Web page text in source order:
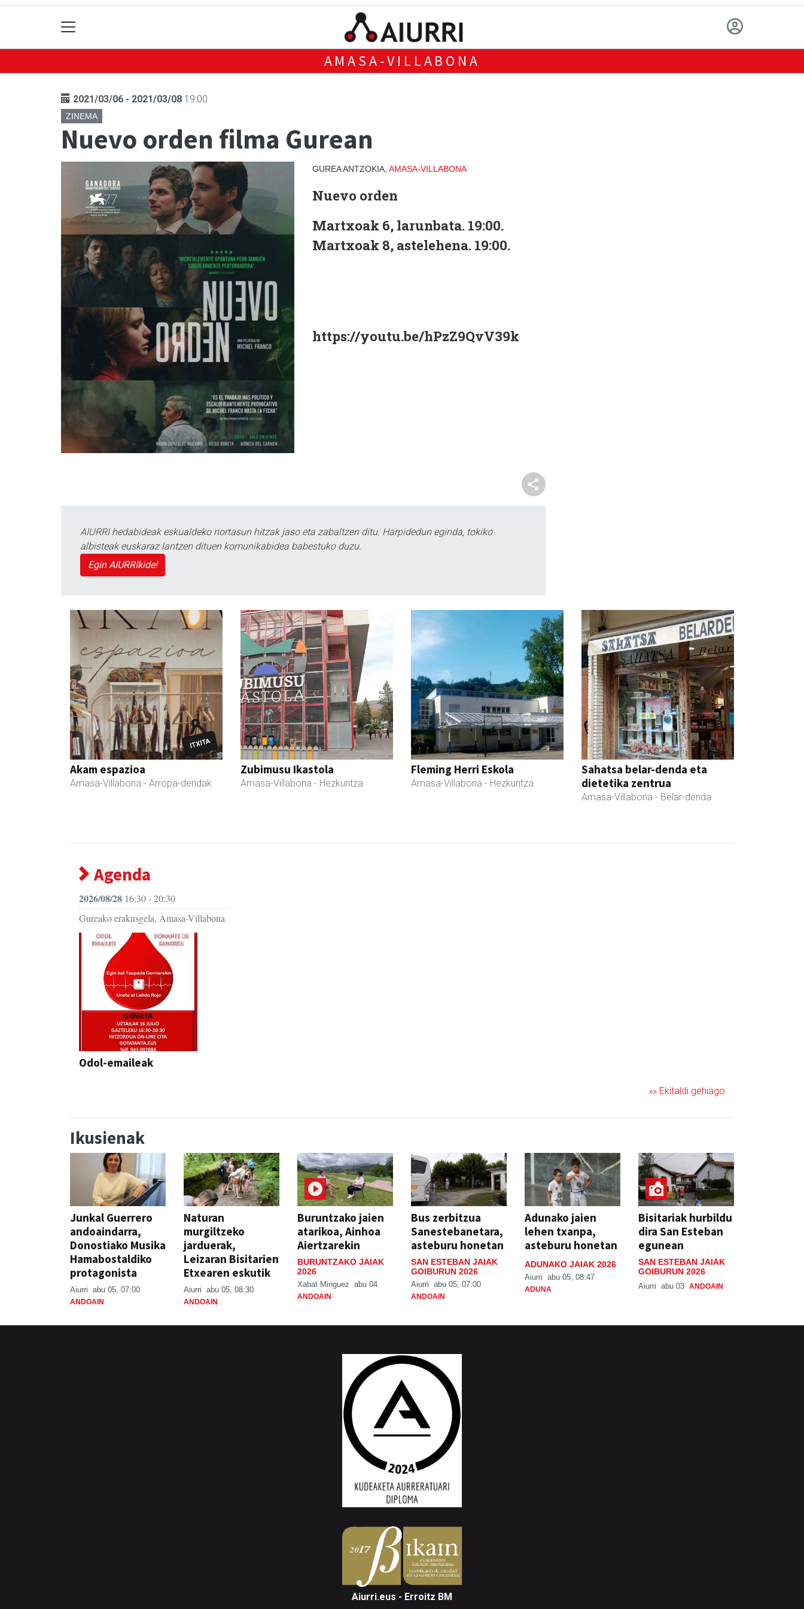
AMASA-VILLABONA
2021/03/06 - 2021/03/08 19:00
ZINEMA
Nuevo orden filma Gurean
GUREA ANTZOKIA, AMASA-VILLABONA
Nuevo orden
Martxoak 6, larunbata. 19:00.
Martxoak 8, astelehena. 19:00.
https://youtu.be/hPzZ9QvV39k
AIURRI hedabideak eskualdeko nortasun hitzak jaso eta zabaltzen ditu. Harpidedun eginda, tokiko
albisteak euskaraz lantzen dituen komunikabidea babestuko duzu.
Egin AIURRIkide!
Akam espazioa
Amasa-Villabona - Arropa-dendak
Zubimusu Ikastola
Amasa-Villabona - Hezkuntza
Fleming Herri Eskola
Amasa-Villabona - Hezkuntza
Sahatsa belar-denda eta
dietetika zentrua
Amasa-Villabona - Belar-denda
Agenda
2026/08/28 16:30 - 20:30
Gureako erakusgela, Amasa-Villabona
Odol-emaileak
»» Ekitaldi gehiago
Ikusienak
Junkal Guerrero
andoaindarra,
Donostiako Musika
Hamabostaldiko
protagonista
Aiurri abu 05, 07:00
ANDOAIN
Naturan
murgiltzeko
jarduerak,
Leizaran Bisitarien
Etxearen eskutik
Aiurri abu 05, 08:30
ANDOAIN
Buruntzako jaien
atarikoa, Ainhoa
Aiertzarekin
BURUNTZAKO JAIAK
2026
Xabat Minguez abu 04
ANDOAIN
Bus zerbitzua
Sanestebanetara,
asteburu honetan
SAN ESTEBAN JAIAK
GOIBURUN 2026
Aiurri abu 05, 07:00
ANDOAIN
Adunako jaien
lehen txanpa,
asteburu honetan
ADUNAKO JAIAK 2026
Aiurri abu 05, 08:47
ADUNA
Bisitariak hurbildu
dira San Esteban
egunean
SAN ESTEBAN JAIAK
GOIBURUN 2026
Aiurri abu 03 ANDOAIN
Aiurri.eus - Erroitz BM